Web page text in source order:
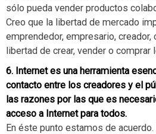
sólo pueda vender productos
Creo que la libertad de mercado
emprendedor, empresario, creador,
libertad de crear, vender o comprar
6. Internet es una herramienta
contacto entre los creadores y el
las razones por las que es
acceso a Internet para todos.
En éste punto estamos de